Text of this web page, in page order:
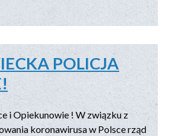
POLICJA
i Opiekunowie ! W związku z
koronawirusa w Polsce rząd